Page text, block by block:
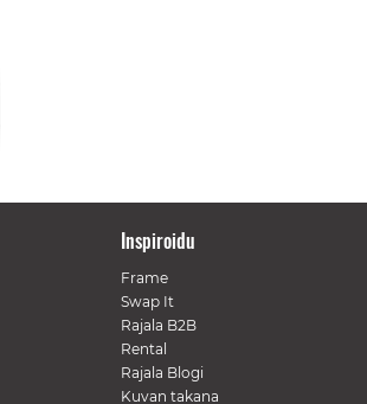
Inspiroidu
Frame
Swap It
Rajala B2B
Rental
Rajala Blogi
Kuvan takana